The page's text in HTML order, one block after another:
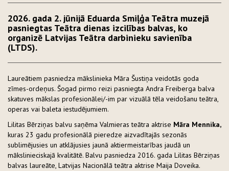
2026. gada 2. jūnijā Eduarda Smiļģa Teātra muzejā
pasniegtas Teātra dienas izcilības balvas, ko
organizē Latvijas Teātra darbinieku savienība
(LTDS).
Laureātiem pasniedza mākslinieka Māra Šustiņa veidotās goda
zīmes-ordeņus. Šogad pirmo reizi pasniegta Andra Freiberga balva
skatuves mākslas profesionālei/-im par vizuālā tēla veidošanu teātra,
operas vai baleta iestudējumiem.
Lilitas Bērziņas balvu saņēma Valmieras teātra aktrise Māra Mennika,
kuras 23 gadu profesionālā pieredze aizvadītajās sezonās
sublimējusies un atklājusies jaunā aktiermeistarības jaudā un
mākslinieciskajā kvalitātē. Balvu pasniedza 2016. gada Lilitas Bērziņas
balvas laureāte, Latvijas Nacionālā teātra aktrise Maija Doveika.